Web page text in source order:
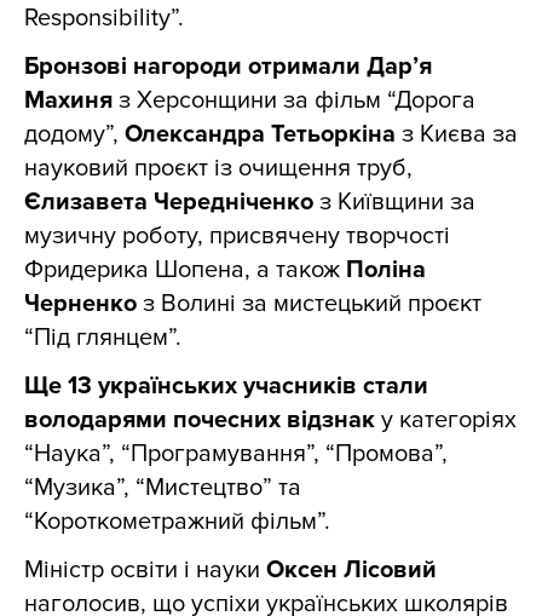
Responsibility”.
Бронзові нагороди отримали Дар’я
Махиня з Херсонщини за фільм “Дорога
додому”, Олександра Тетьоркіна з Києва за
науковий проєкт із очищення труб,
Єлизавета Чередніченко з Київщини за
музичну роботу, присвячену творчості
Фридерика Шопена, а також Поліна
Черненко з Волині за мистецький проєкт
“Під глянцем”.
Ще 13 українських учасників стали
володарями почесних відзнак у категоріях
“Наука”, “Програмування”, “Промова”,
“Музика”, “Мистецтво” та
“Короткометражний фільм”.
Міністр освіти і науки Оксен Лісовий
наголосив, що успіхи українських школярів